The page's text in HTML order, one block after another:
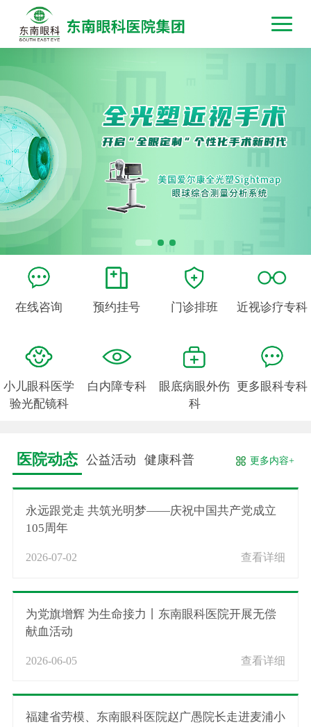
在线咨询 预约挂号 门诊排班 近视诊疗专科
小儿眼科医学
验光配镜科
白内障专科
眼底病眼外伤
科
更多眼科专科
医院动态 公益活动 健康科普 更多内容+
永远跟党走 共筑光明梦——庆祝中国共产党成立
105周年
2026-07-02 查看详细
为党旗增辉 为生命接力丨东南眼科医院开展无偿
献血活动
2026-06-05 查看详细
福建省劳模、东南眼科医院赵广愚院长走进麦浦小